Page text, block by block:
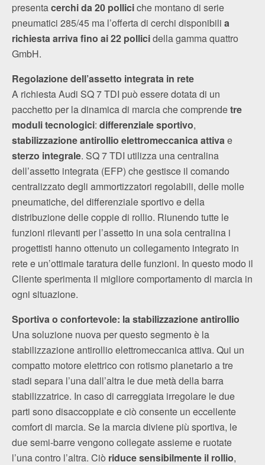
presentacerchi da 20 polliciche montano di serie
pneumatici 285/45 ma l’offerta di cerchi disponibili a
richiesta arriva fino ai 22 pollicidella gamma quattro
GmbH.
Regolazione dell’assetto integrata in rete
A richiesta Audi SQ 7 TDI può essere dotata di un
pacchetto per la dinamica di marcia che comprendetre
moduli tecnologici: differenziale sportivo,
stabilizzazione antirollio elettromeccanica attivae
sterzo integrale. SQ 7 TDI utilizza una centralina
dell’assetto integrata (EFP) che gestisce il comando
centralizzato degli ammortizzatori regolabili, delle molle
pneumatiche, del differenziale sportivo e della
distribuzione delle coppie di rollio. Riunendo tutte le
funzioni rilevanti per l’assetto in una sola centralina i
progettisti hanno ottenuto un collegamento integrato in
rete e un’ottimale taratura delle funzioni. In questo modo il
Cliente sperimenta il migliore comportamento di marcia in
ogni situazione.
Sportiva o confortevole: la stabilizzazione antirollio
Una soluzione nuova per questo segmento è la
stabilizzazione antirollio elettromeccanica attiva. Qui un
compatto motore elettrico con rotismo planetario a tre
stadi separa l’una dall’altra le due metà della barra
stabilizzatrice. In caso di carreggiata irregolare le due
parti sono disaccoppiate e ciò consente un eccellente
comfort di marcia. Se la marcia diviene più sportiva, le
due semi-barre vengono collegate assieme e ruotate
l’una contro l’altra. Ciò riduce sensibilmente il rollio,